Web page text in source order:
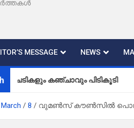
MESSAGE NEWS
പിടികൂടി
March 8 വുമൺസ് കൗൺസിൽ